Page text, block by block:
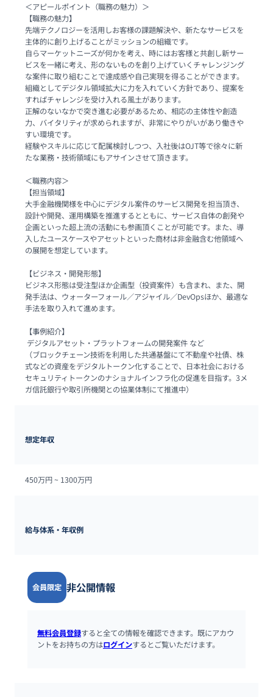
＜アピールポイント（職務の魅力）＞
【職務の魅力】
先端テクノロジーを活用しお客様の課題解決や、新たなサービスを
主体的に創り上げることがミッションの組織です。
自らマーケットニーズが何かを考え、時にはお客様と共創し新サー
ビスを一緒に考え、形のないものを創り上げていくチャレンジング
な案件に取り組むことで達成感や自己実現を得ることができます。
組織としてデジタル領域拡大に力を入れていく方針であり、提案を
すればチャレンジを受け入れる風土があります。
正解のないなかで突き進む必要があるため、相応の主体性や創造
力、バイタリティが求められますが、非常にやりがいがあり働きや
すい環境です。
経験やスキルに応じて配属検討しつつ、入社後はOJT等で徐々に新
たな業務・技術領域にもアサインさせて頂きます。
＜職務内容＞
【担当領域】
大手金融機関様を中心にデジタル案件のサービス開発を担当頂き、
設計や開発、運用構築を推進するとともに、サービス自体の創発や
企画といった超上流の活動にも参画頂くことが可能です。また、導
入したユースケースやアセットといった商材は非金融含む他領域へ
の展開を想定しています。
【ビジネス・開発形態】
ビジネス形態は受注型ほか企画型（投資案件）も含まれ、また、開
発手法は、ウォーターフォール／アジャイル／DevOpsほか、最適な
手法を取り入れて進めます。
【事例紹介】
（ブロックチェーン技術を利用した共通基盤にて不動産や社債、株
式などの資産をデジタルトークン化することで、日本社会における
セキュリティトークンのナショナルインフラ化の促進を目指す。3メ
ガ信託銀行や取引所機関との協業体制にて推進中）
想定年収
450万円 ~ 1300万円
給与体系・年収例
会員限定 非公開情報
無料会員登録すると全ての情報を確認できます。既にアカウ
ントをお持ちの方はログインするとご覧いただけます。